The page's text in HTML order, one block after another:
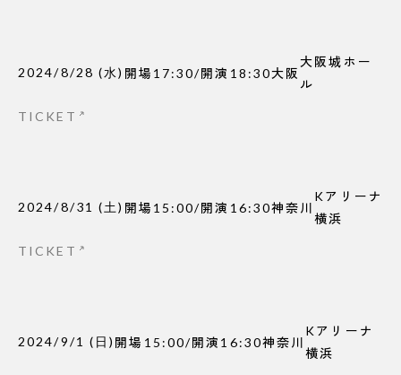
2024/8/28 (水) 開場 17:30/開演 18:30大阪
大阪城ホー
ル
TICKET
2024/8/31 (土) 開場 15:00/開演 16:30神奈川
Kアリーナ
横浜
TICKET
2024/9/1 ( 日) 開場 15:00/開演 16:30神奈川
Kアリーナ
横浜